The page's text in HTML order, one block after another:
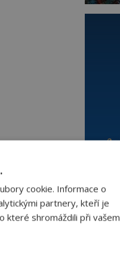
cookie. Informace o
partnery, kteří je
které shromáždili při vašem